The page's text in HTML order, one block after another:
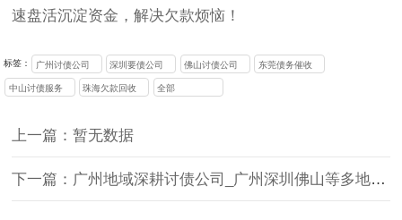
速盘活沉淀资金，解决欠款烦恼！
标签： 广州讨债公司 深圳要债公司 佛山讨债公司 东莞债务催收
中山讨债服务 珠海欠款回收 全部
上一篇：暂无数据
下一篇：广州地域深耕讨债公司_广州深圳佛山等多地定制化催收_债权安全保障